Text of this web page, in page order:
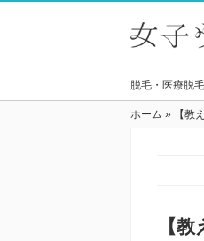
脱毛・医療脱毛
ホーム » 【教
【